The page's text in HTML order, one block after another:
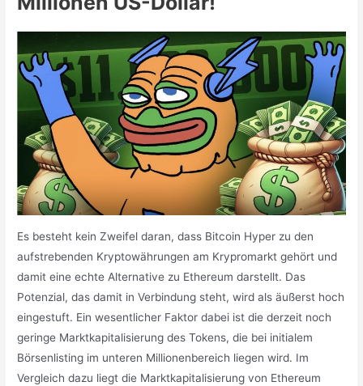
Es besteht kein Zweifel daran, dass Bitcoin Hyper zu den
aufstrebenden Kryptowährungen am Krypromarkt gehört und
damit eine echte Alternative zu Ethereum darstellt. Das
Potenzial, das damit in Verbindung steht, wird als äußerst hoch
eingestuft. Ein wesentlicher Faktor dabei ist die derzeit noch
geringe Marktkapitalisierung des Tokens, die bei initialem
Börsenlisting im unteren Millionenbereich liegen wird. Im
Vergleich dazu liegt die Marktkapitalisierung von Ethereum